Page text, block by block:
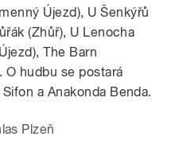
Újezd), U Šenkýřů
(Zhůř), U Lenocha
The Barn
O hudbu se postará
a Anakonda Benda.
Plzeň